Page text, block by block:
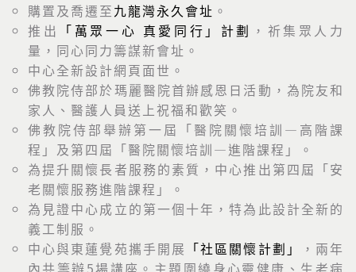
購置及喬遷至九龍灣永久會址 。
推出 「萬眾一心 真愛同行」計劃 ，祈集眾人力
量，同心同力籌謀新會址。
中心全新設計網頁面世。
佛教院侍部於瑪麗醫院首辦感恩日活動，為院友和
家人、醫護人員送上祝福和歡笑。
佛教院侍部舉辦第一屆「醫院關懷培訓―高階課
程」及第四屆「醫院關懷培訓―進階課程」。
為提升關懷長者服務的素質，中心推出第四屆「安
老關懷服務進階課程」。
為見證中心成立的第一個十年，特為此設計全新的
義工制服。
中心與東蓮覺苑攜手開展 「社區關懷計劃」
，兩年
內共籌辦5場講座。主題圍繞身心靈健康、生老病